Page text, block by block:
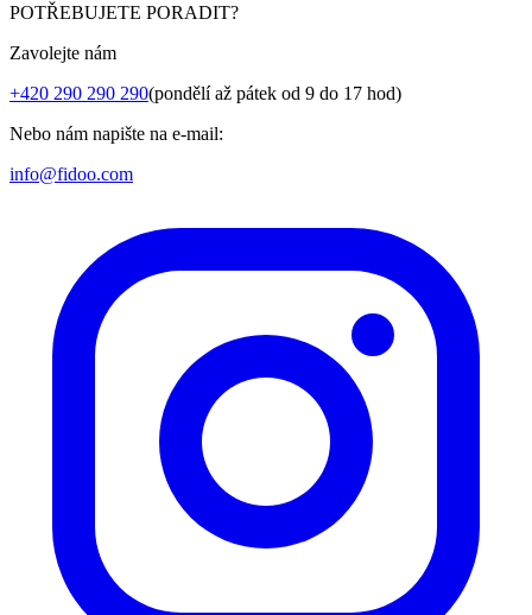
POTŘEBUJETE PORADIT?
Zavolejte nám
+420 290 290 290(pondělí až pátek od 9 do 17 hod)
Nebo nám napište na e-mail:
info@fidoo.com